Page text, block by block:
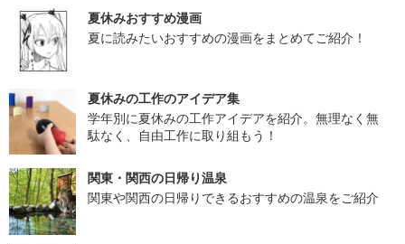
夏休みおすすめ漫画
夏に読みたいおすすめの漫画をまとめてご紹介！
夏休みの工作のアイデア集
学年別に夏休みの工作アイデアを紹介。無理なく無
駄なく、自由工作に取り組もう！
関東・関西の日帰り温泉
関東や関西の日帰りできるおすすめの温泉をご紹介